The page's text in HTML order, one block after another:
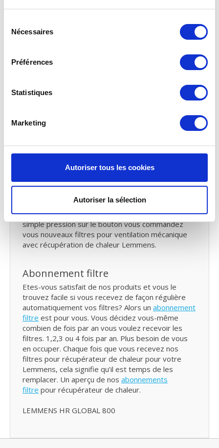
Nécessaires
Préférences
Statistiques
Marketing
Autoriser tous les cookies
Autoriser la sélection
assuré de filtres de haute qualité à un prix
compétitif. Pour tout savoir sur
les classes et les
Vous avez perdu
GLOBAL 800 Vous pouvez télécharger le manuel
chaleur Lemmens HR Global 800
Service de rappel
Nous allons vous envoyer un courriel de rappel
tous les six mois. Pour vous le moment pour
vérifier vos filtres Lemmens HR GLOBAL 800 VMC
mentionne également la dernière commande. Si
vous n’avez plus de filtres chez vous, avec une
simple pression sur le bouton vous commandez
vous nouveaux filtres pour ventilation mécanique
avec récupération de chaleur Lemmens.
Abonnement filtre
Etes-vous satisfait de nos produits et vous le
trouvez facile si vous recevez de façon régulière
automatiquement vos filtres? Alors un abonnement
filtre est pour vous. Vous décidez vous-même
combien de fois par an vous voulez recevoir les
filtres. 1,2,3 ou 4 fois par an. Plus besoin de vous
en occuper. Chaque fois que vous recevez nos
filtres pour récupérateur de chaleur pour votre
Lemmens, cela signifie qu’il est temps de les
remplacer. Un aperçu de nos abonnements
filtre pour récupérateur de chaleur.
LEMMENS HR GLOBAL 800